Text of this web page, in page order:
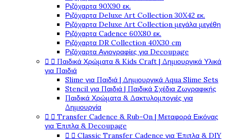
Ριζόχαρτα 90X90 εκ.
Ριζόχαρτα Deluxe Art Collection 30X42 εκ.
Ριζόχαρτα Deluxe Art Collection μεγάλα μεγέθη
Ριζόχαρτα Cadence 60X80 εκ.
Ριζόχαρτα DR Collection 40X30 cm
Ριζόχαρτα Αγιογραφίες για Decoupage
  Παιδικά Χρώματα & Kids Craft | Δημιουργικά Υλικά
για Παιδιά
Slime για Παιδιά | Δημιουργικά Aqua Slime Sets
Stencil για Παιδιά | Παιδικά Σχέδια Ζωγραφικής
Παιδικά Χρώματα & Δακτυλομπογιές για
Δημιουργία
  Transfer Cadence & Rub-On | Μεταφορά Εικόνας
για Έπιπλα & Decoupage
  Classic Transfer Cadence για Έπιπλα & DIY